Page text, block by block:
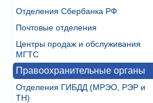
Отделения Сбербанка РФ
Почтовые отделения
Центры продаж и обслуживания
МГТС
Правоохранительные органы
Отделения ГИБДД (МРЭО, РЭР и
ТН)